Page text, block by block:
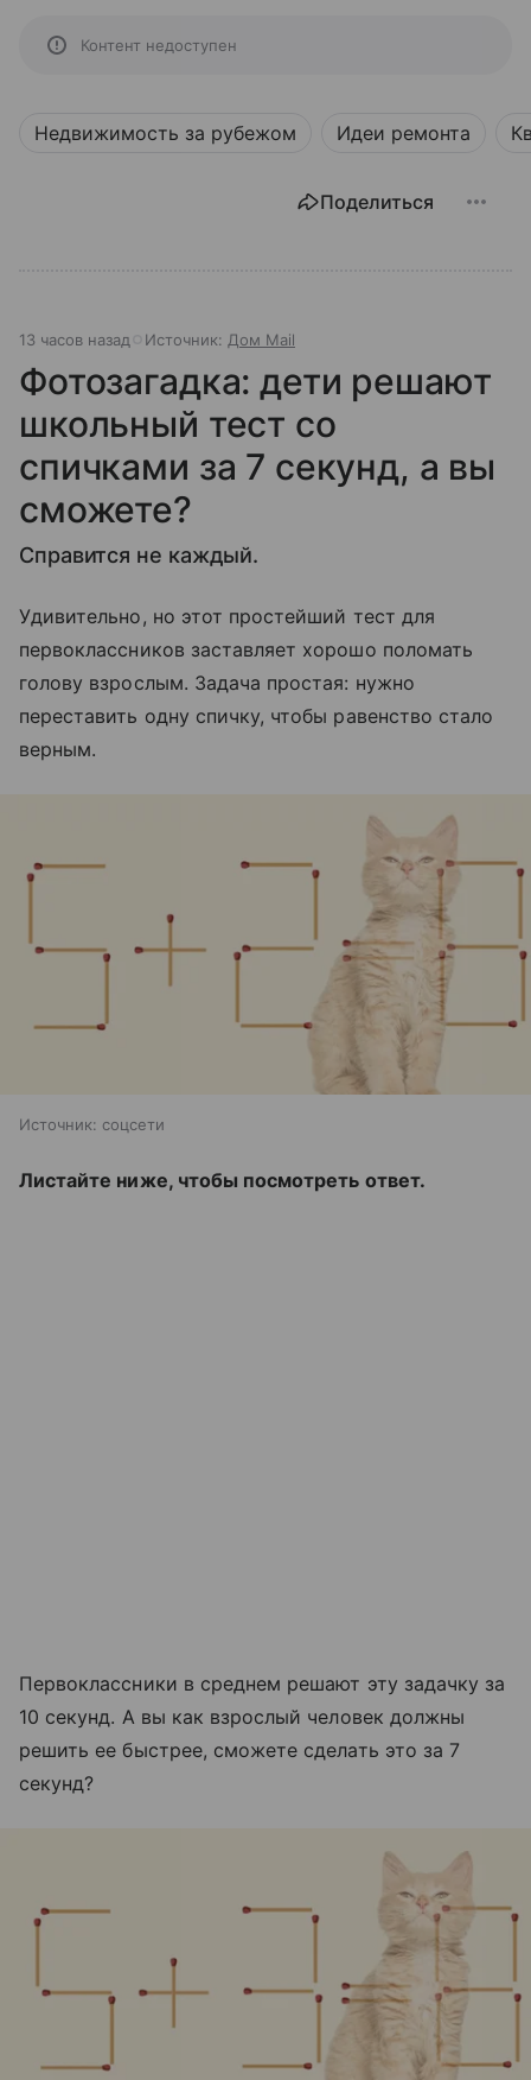
Контент недоступен
Недвижимость за рубежом Идеи ремонта
Поделиться
13 часов назад Источник: Дом Mail
Фотозагадка: дети решают
школьный тест со
спичками за 7 секунд, а вы
сможете?
Справится не каждый.
Удивительно, но этот простейший тест для
первоклассников заставляет хорошо поломать
голову взрослым. Задача простая: нужно
переставить одну спичку, чтобы равенство стало
верным.
Источник: соцсети
Листайте ниже, чтобы посмотреть ответ.
Первоклассники в среднем решают эту задачку за
10 секунд. А вы как взрослый человек должны
решить ее быстрее, сможете сделать это за 7
секунд?